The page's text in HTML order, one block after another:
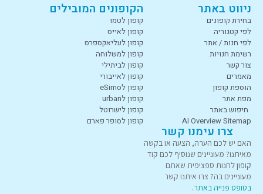
ניווט באתר
בחירת קופונים
לפי קטגוריה
לפי חנות / אתר
רשימת חנויות
צור קשר
מאמרים
הוספת קופון
מפת אתר
חיפוש באתר
AI Overview Sitemap
הקופונים המובילים
קופון לטמו
קופון לאייס
קופון לעליאקספרס
קופון למשלוחה
קופון לביתילי
קופון לאייבורי
קופון לeSimo
קופון לurban
קופון לישרוטל
קופון לסופר פארם
צרו עימנו קשר
האם יש לכם הערה, הצעה או בקשה
מאיתנו? מעוניינים שנוסיף לכם קוד
קופון לחנות ספציפית שאתם
מעוניינים בה? צרו איתנו קשר
בטופס פנייה באתר.